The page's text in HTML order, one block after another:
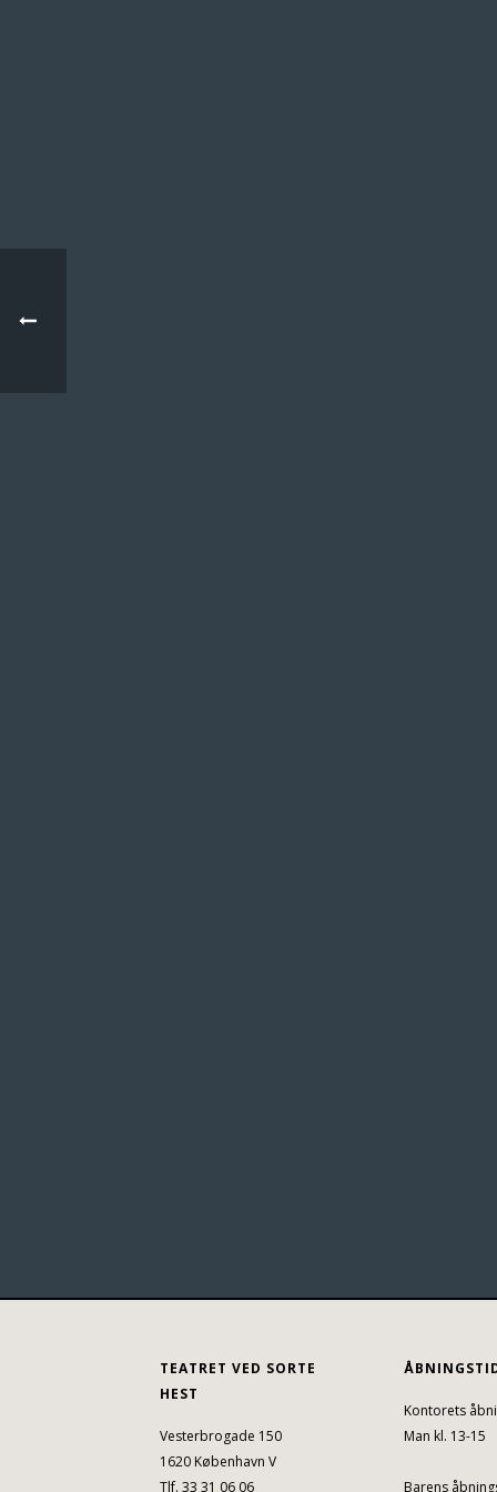
TEATRET VED SORTE
HEST
Vesterbrogade 150
1620 København V
Tlf. 33 31 06 06
Kontorets
Man kl. 13-15
Barens